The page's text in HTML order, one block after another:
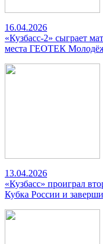
16.04.2026
«Кузбасс-2» сыграет
места ГЕОТЕК
13.04.2026
«Кузбасс» проиграл
Кубка России и